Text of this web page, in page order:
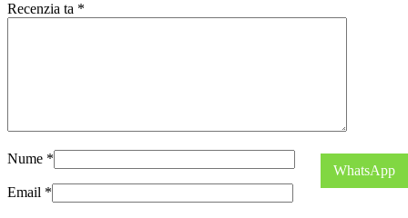
Recenzia ta *
Nume *
Email *
WhatsApp